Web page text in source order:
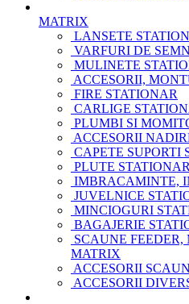
MATRIX
LANSETE
VARFURI DE
MULINETE
ACCESORII,
FIRE STATIONAR
CARLIGE
PLUMBI SI
ACCESORII
CAPETE SUPORTI
PLUTE
IMBRACAMINTE,
JUVELNICE
MINCIOGURI
BAGAJERIE
SCAUNE
MATRIX
ACCESORII
ACCESORII